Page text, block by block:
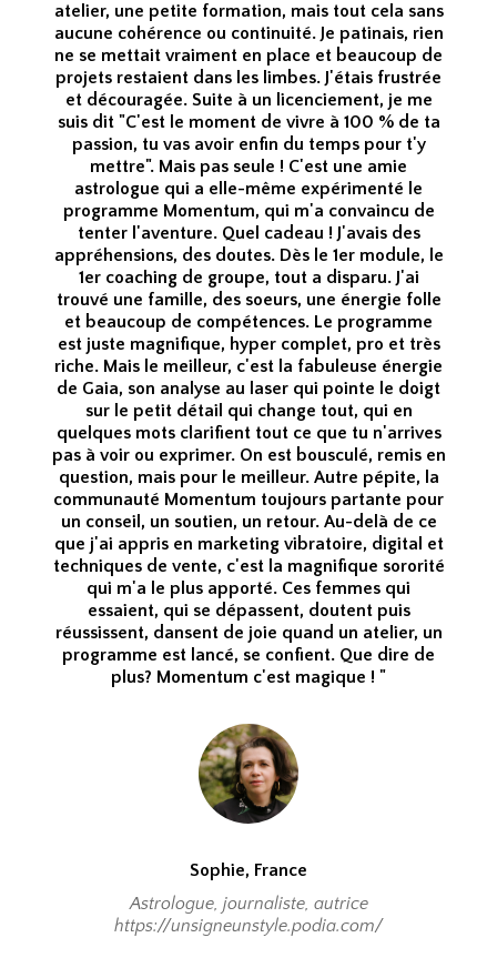
atelier, une petite formation, mais tout cela sans
aucune cohérence ou continuité. Je patinais, rien
ne se mettait vraiment en place et beaucoup de
projets restaient dans les limbes. J'étais frustrée
et découragée. Suite à un licenciement, je me
suis dit "C'est le moment de vivre à 100 % de ta
passion, tu vas avoir enfin du temps pour t'y
mettre". Mais pas seule ! C'est une amie
astrologue qui a elle-même expérimenté le
programme Momentum, qui m'a convaincu de
tenter l'aventure. Quel cadeau ! J'avais des
appréhensions, des doutes. Dès le 1er module, le
1er coaching de groupe, tout a disparu. J'ai
trouvé une famille, des soeurs, une énergie folle
et beaucoup de compétences. Le programme
est juste magnifique, hyper complet, pro et très
riche. Mais le meilleur, c'est la fabuleuse énergie
de Gaia, son analyse au laser qui pointe le doigt
sur le petit détail qui change tout, qui en
quelques mots clarifient tout ce que tu n'arrives
pas à voir ou exprimer. On est bousculé, remis en
question, mais pour le meilleur. Autre pépite, la
communauté Momentum toujours partante pour
un conseil, un soutien, un retour. Au-delà de ce
que j'ai appris en marketing vibratoire, digital et
techniques de vente, c'est la magnifique sororité
qui m'a le plus apporté. Ces femmes qui
essaient, qui se dépassent, doutent puis
réussissent, dansent de joie quand un atelier, un
programme est lancé, se confient. Que dire de
plus? Momentum c'est magique ! "
Sophie, France
Astrologue, journaliste, autrice
https://unsigneunstyle.podia.com/